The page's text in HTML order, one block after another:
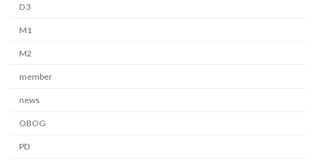
D3
M1
M2
member
news
OBOG
PD